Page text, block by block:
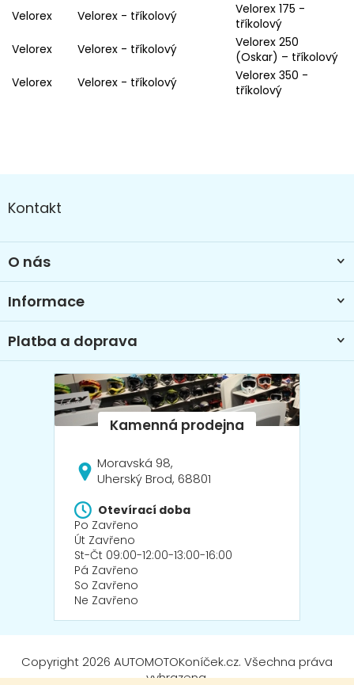
Velorex
Velorex - tříkolový
Velorex 175 -
tříkolový
Velorex
Velorex - tříkolový
Velorex 250
(Oskar) – tříkolový
Velorex
Velorex - tříkolový
Velorex 350 -
tříkolový
á
pKontakt
O nás
Informace
Platba a doprava
Moravská 98,
Uherský Brod, 68801
Otevírací doba
Po Zavřeno
Út Zavřeno
St-Čt 09:00-12:00-13:00-16:00
Pá Zavřeno
So Zavřeno
Ne Zavřeno
Copyright 2026 AUTOMOTOKoníček.cz. Všechna práva
vyhrazena.